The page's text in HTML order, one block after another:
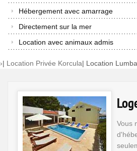
Hébergement avec amarrage
Directement sur la mer
Location avec animaux admis
›| Location Privée Korcula| Location
Vous